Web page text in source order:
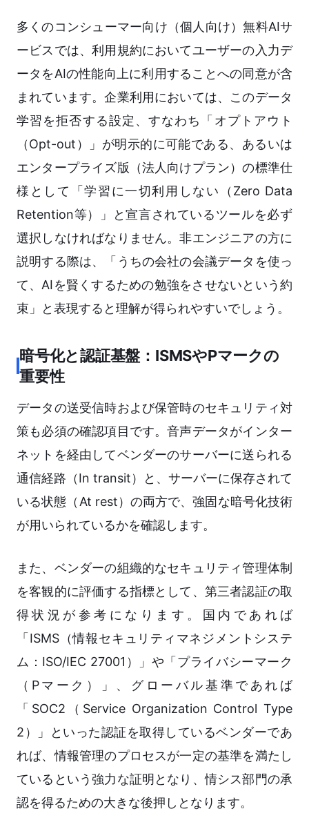
多くのコンシューマー向け（個人向け）無料AIサ
ービスでは、利用規約においてユーザーの入力デ
ータをAIの性能向上に利用することへの同意が含
まれています。企業利用においては、このデータ
学習を拒否する設定、すなわち「オプトアウト
（Opt-out）」が明示的に可能である、あるいは
エンタープライズ版（法人向けプラン）の標準仕
様として「学習に一切利用しない（Zero Data
Retention等）」と宣言されているツールを必ず
選択しなければなりません。非エンジニアの方に
説明する際は、「うちの会社の会議データを使っ
て、AIを賢くするための勉強をさせないという約
束」と表現すると理解が得られやすいでしょう。
暗号化と認証基盤：ISMSやPマークの
重要性
データの送受信時および保管時のセキュリティ対
策も必須の確認項目です。音声データがインター
ネットを経由してベンダーのサーバーに送られる
通信経路（In transit）と、サーバーに保存されて
いる状態（At rest）の両方で、強固な暗号化技術
が用いられているかを確認します。
また、ベンダーの組織的なセキュリティ管理体制
を客観的に評価する指標として、第三者認証の取
得状況が参考になります。国内であれば
「ISMS（情報セキュリティマネジメントシステ
ム：ISO/IEC 27001）」や「プライバシーマーク
（Pマーク）」、グローバル基準であれば
「SOC2（Service Organization Control Type
2）」といった認証を取得しているベンダーであ
れば、情報管理のプロセスが一定の基準を満たし
ているという強力な証明となり、情シス部門の承
認を得るための大きな後押しとなります。